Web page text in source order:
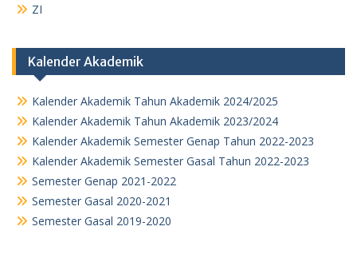
ZI
Kalender Akademik
Kalender Akademik Tahun Akademik 2024/2025
Kalender Akademik Tahun Akademik 2023/2024
Kalender Akademik Semester Genap Tahun 2022-2023
Kalender Akademik Semester Gasal Tahun 2022-2023
Semester Genap 2021-2022
Semester Gasal 2020-2021
Semester Gasal 2019-2020